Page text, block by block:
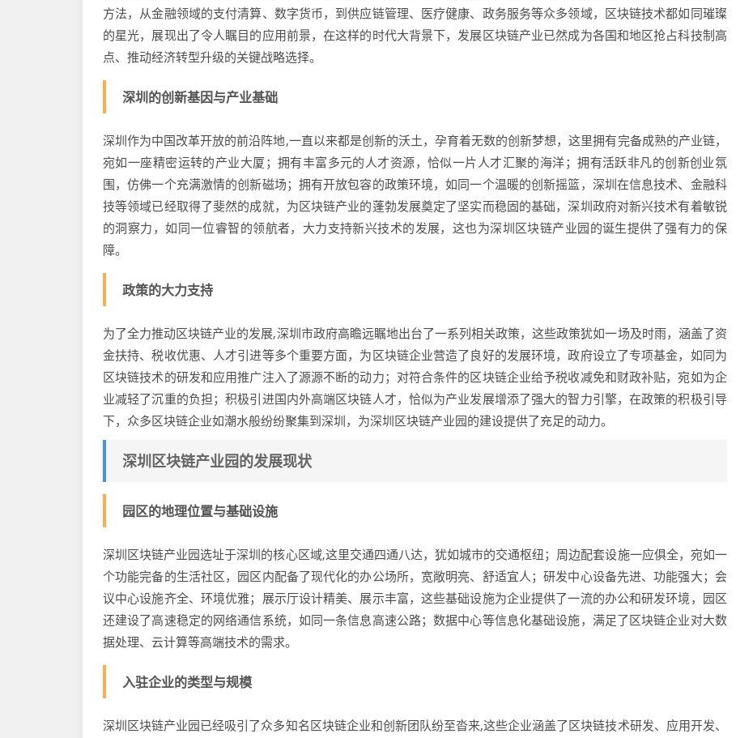
方法，从金融领域的支付清算、数字货币，到供应链管理、医疗健康、政务服务等众多领域，区块链技术都如同璀璨
的星光，展现出了令人瞩目的应用前景，在这样的时代大背景下，发展区块链产业已然成为各国和地区抢占科技制高
点、推动经济转型升级的关键战略选择。
深圳的创新基因与产业基础
深圳作为中国改革开放的前沿阵地,一直以来都是创新的沃土，孕育着无数的创新梦想，这里拥有完备成熟的产业链，
宛如一座精密运转的产业大厦；拥有丰富多元的人才资源，恰似一片人才汇聚的海洋；拥有活跃非凡的创新创业氛
围，仿佛一个充满激情的创新磁场；拥有开放包容的政策环境，如同一个温暖的创新摇篮，深圳在信息技术、金融科
技等领域已经取得了斐然的成就，为区块链产业的蓬勃发展奠定了坚实而稳固的基础，深圳政府对新兴技术有着敏锐
的洞察力，如同一位睿智的领航者，大力支持新兴技术的发展，这也为深圳区块链产业园的诞生提供了强有力的保
障。
政策的大力支持
为了全力推动区块链产业的发展,深圳市政府高瞻远瞩地出台了一系列相关政策，这些政策犹如一场及时雨，涵盖了资
金扶持、税收优惠、人才引进等多个重要方面，为区块链企业营造了良好的发展环境，政府设立了专项基金，如同为
区块链技术的研发和应用推广注入了源源不断的动力；对符合条件的区块链企业给予税收减免和财政补贴，宛如为企
业减轻了沉重的负担；积极引进国内外高端区块链人才，恰似为产业发展增添了强大的智力引擎，在政策的积极引导
下，众多区块链企业如潮水般纷纷聚集到深圳，为深圳区块链产业园的建设提供了充足的动力。
深圳区块链产业园的发展现状
园区的地理位置与基础设施
深圳区块链产业园选址于深圳的核心区域,这里交通四通八达，犹如城市的交通枢纽；周边配套设施一应俱全，宛如一
个功能完备的生活社区，园区内配备了现代化的办公场所，宽敞明亮、舒适宜人；研发中心设备先进、功能强大；会
议中心设施齐全、环境优雅；展示厅设计精美、展示丰富，这些基础设施为企业提供了一流的办公和研发环境，园区
还建设了高速稳定的网络通信系统，如同一条信息高速公路；数据中心等信息化基础设施，满足了区块链企业对大数
据处理、云计算等高端技术的需求。
入驻企业的类型与规模
深圳区块链产业园已经吸引了众多知名区块链企业和创新团队纷至沓来,这些企业涵盖了区块链技术研发、应用开发、